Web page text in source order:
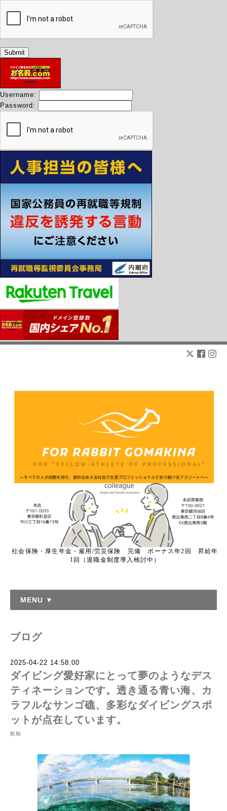
Username:
Password:
社会保険・厚生年金・雇用/労災保険 完備 ボーナス年2回 昇給年
1回（退職金制度導入検討中）
MENU ▼
ブログ
2025-04-22 14:58:00
ダイビング愛好家にとって夢のようなデス
ティネーションです。透き通る青い海、カ
ラフルなサンゴ礁、多彩なダイビングスポ
ットが点在しています。
船舶